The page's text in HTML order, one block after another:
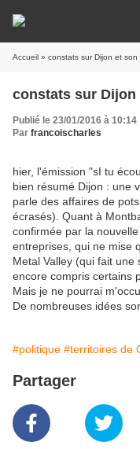
Accueil » constats sur Dijon et son
constats sur
Publié le 23/01/2016 à 10:14
Par francoischarles
hier, l'émission "sI tu
bien résumé Dijon : une
parle des affaires de
écrasés). Quant à
confirmée par la
entreprises, qui ne mise
Metal Valley (qui fait
encore compris certains
Mais je ne pourrai
De nombreuses idées
#politique #territoires de
Partager